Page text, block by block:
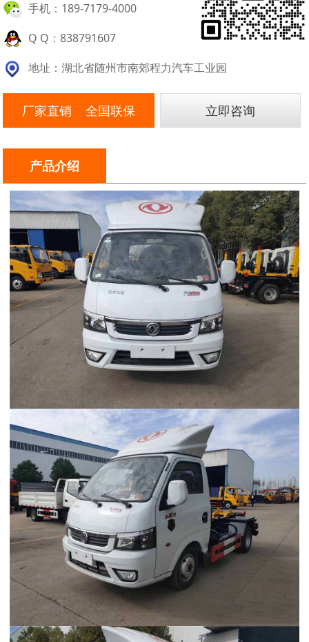
手机：189-7179-4000
Q Q：838791607
地址：湖北省随州市南郊程力汽车工业园
厂家直销 全国联保 立即咨询
产品介绍